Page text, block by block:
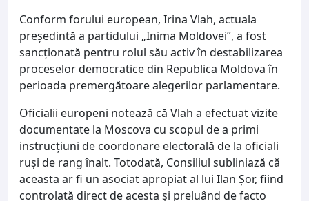
Conform forului european, Irina Vlah, actuala
președintă a partidului „Inima Moldovei”, a fost
sancționată pentru rolul său activ în destabilizarea
proceselor democratice din Republica Moldova în
perioada premergătoare alegerilor parlamentare.
Oficialii europeni notează că Vlah a efectuat vizite
documentate la Moscova cu scopul de a primi
instrucțiuni de coordonare electorală de la oficiali
ruși de rang înalt. Totodată, Consiliul subliniază că
aceasta ar fi un asociat apropiat al lui Ilan Șor, fiind
controlată direct de acesta și preluând de facto